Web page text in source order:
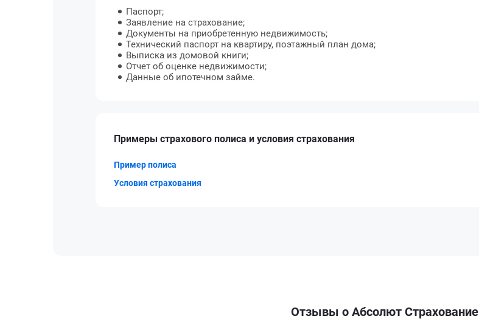
Паспорт;
Заявление на страхование;
Документы на приобретенную недвижимость;
Технический паспорт на квартиру, поэтажный план дома;
Выписка из домовой книги;
Отчет об оценке недвижимости;
Данные об ипотечном займе.
Примеры страхового полиса и условия страхования
Пример полиса
Условия страхования
Отзывы о Абсолют Страхование